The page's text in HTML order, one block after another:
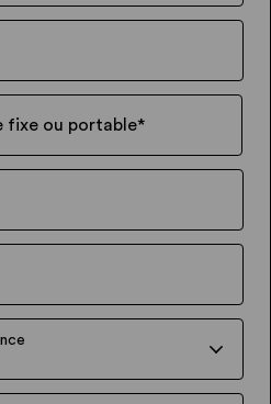
fixe ou portable*